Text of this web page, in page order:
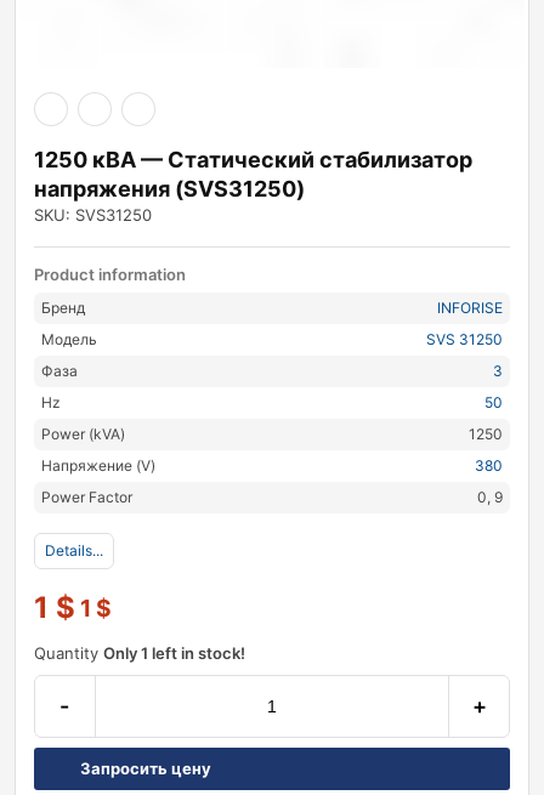
1250 кВА — Статический стабилизатор
напряжения (SVS31250)
SKU: SVS31250
Product information
Бренд
INFORISE
Модель
SVS 31250
Фаза
3
Hz
50
Power (kVA)
1250
Напряжение (V)
380
Power Factor
0, 9
Details...
1 $ 1 $
Quantity Only 1 left in stock!
- +
Запросить цену